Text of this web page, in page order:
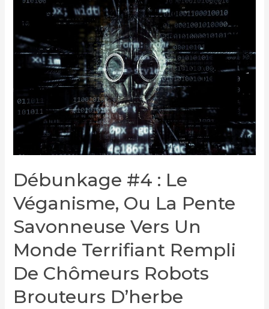
sauver
les
animaux
(le
douzième
va
vous
étonner)
Débunkage #4 : Le
Véganisme, Ou La Pente
Savonneuse Vers Un
Monde Terrifiant Rempli
De Chômeurs Robots
Brouteurs D’herbe